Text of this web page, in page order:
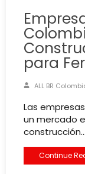
para
ALL BR
Las
un mercado
construcción…
Continue